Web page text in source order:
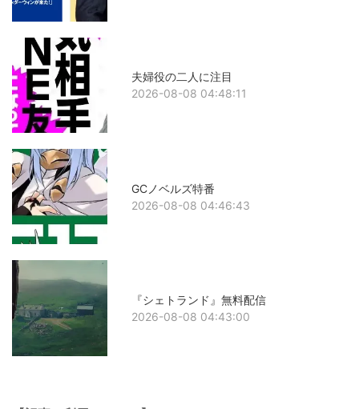
夫婦役の二人に注目
2026-08-08 04:48:11
GCノベルズ特番
2026-08-08 04:46:43
『シェトランド』無料配信
2026-08-08 04:43:00